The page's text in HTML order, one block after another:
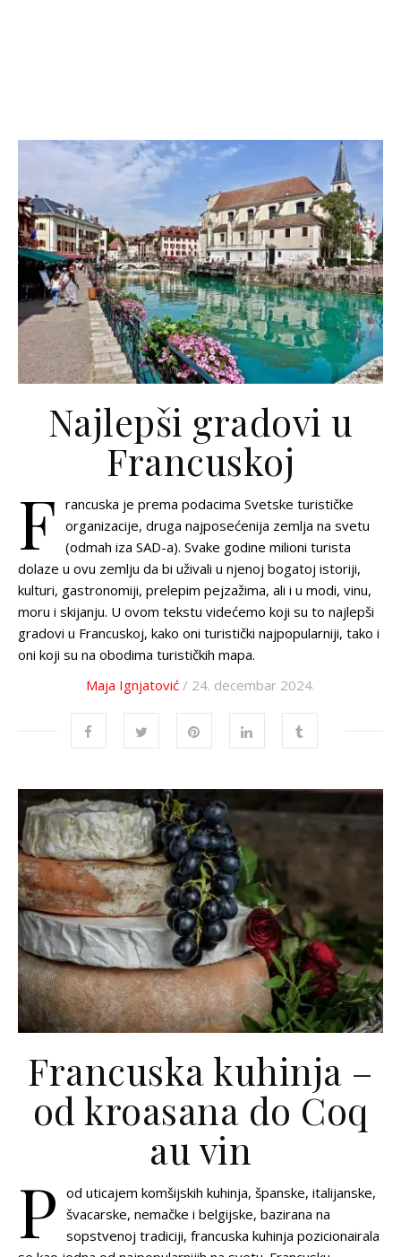
Najlepši gradovi u
Francuskoj
F rancuska je prema podacima Svetske turističke
organizacije, druga najposećenija zemlja na svetu
(odmah iza SAD-a). Svake godine milioni turista
dolaze u ovu zemlju da bi uživali u njenoj bogatoj istoriji,
kulturi, gastronomiji, prelepim pejzažima, ali i u modi, vinu,
moru i skijanju. U ovom tekstu videćemo koji su to najlepši
gradovi u Francuskoj, kako oni turistički najpopularniji, tako i
oni koji su na obodima turističkih mapa.
Maja Ignjatović / 24. decembar 2024.
Francuska kuhinja –
od kroasana do Coq
au vin
P od uticajem komšijskih kuhinja, španske, italijanske,
švacarske, nemačke i belgijske, bazirana na
sopstvenoj tradiciji, francuska kuhinja pozicionairala